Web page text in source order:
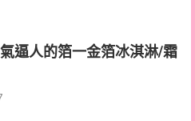
逼人的箔一金箔冰淇淋/霜